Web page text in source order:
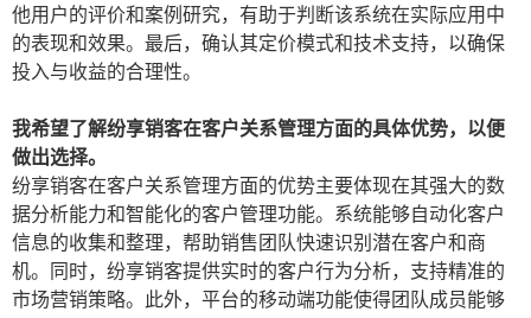
他用户的评价和案例研究，有助于判断该系统在实际应用中
的表现和效果。最后，确认其定价模式和技术支持，以确保
投入与收益的合理性。
我希望了解纷享销客在客户关系管理方面的具体优势，以便
做出选择。
纷享销客在客户关系管理方面的优势主要体现在其强大的数
据分析能力和智能化的客户管理功能。系统能够自动化客户
信息的收集和整理，帮助销售团队快速识别潜在客户和商
机。同时，纷享销客提供实时的客户行为分析，支持精准的
市场营销策略。此外，平台的移动端功能使得团队成员能够